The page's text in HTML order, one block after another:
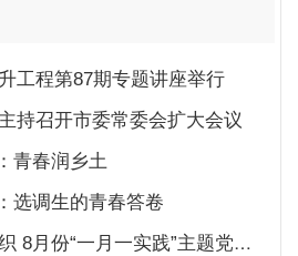
工程第87期专题讲座举行
持召开市委常委会扩大会议
青春润乡土
选调生的青春答卷
“一月一实践”主题党日，请查收！